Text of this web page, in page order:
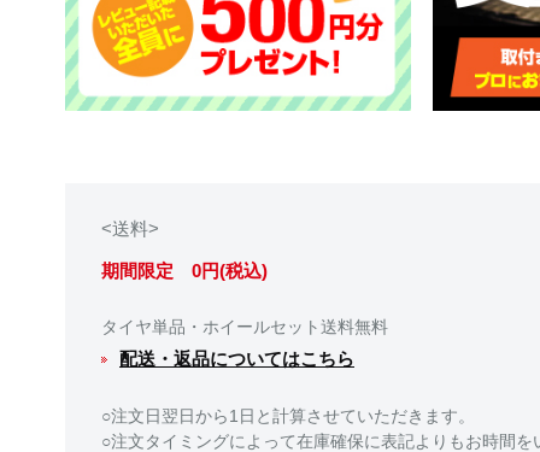
<送料>
期間限定 0円(税込)
タイヤ単品・ホイールセット送料無料
配送・返品についてはこちら
○注文日翌日から1日と計算させていただきます。
○注文タイミングによって在庫確保に表記よりもお時間を